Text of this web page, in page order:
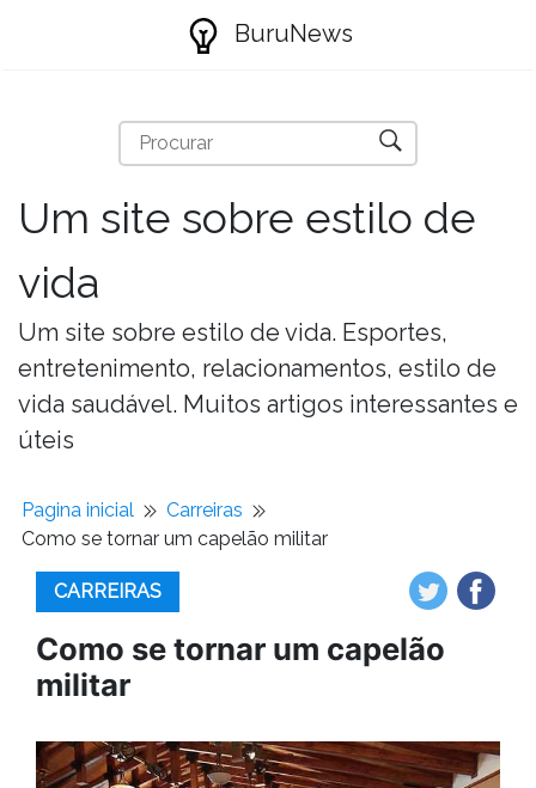
BuruNews
Um site sobre estilo de
vida
Um site sobre estilo de vida. Esportes,
entretenimento, relacionamentos, estilo de
vida saudável. Muitos artigos interessantes e
úteis
Pagina inicial
Carreiras
Como se tornar um capelão militar
CARREIRAS
Como se tornar um capelão
militar